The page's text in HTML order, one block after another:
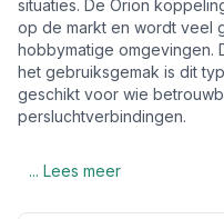
situaties. De Orion
op de markt en wordt veel
hobbymatige omgevingen.
het gebruiksgemak is dit
geschikt voor wie
persluchtverbindingen.
... Lees meer